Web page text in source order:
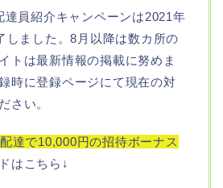
達員紹介キャンペーンは2021年
しました。8月以降は数カ所の
トは最新情報の掲載に努めま
時に登録ページにて現在の対
さい。
達で10,000円の招待ボーナス
はこちら↓